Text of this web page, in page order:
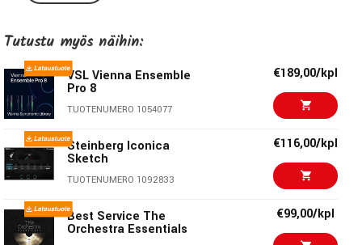
Instant inspiration powered by Vienna Synchron Player
Quick sketching and scoring
Symphonic and experimental FX presets
Vienna
Tutustu myös näihin:
VSL Vienna Ensemble
Pro 8
TUOTENUMERO 1054077
€189,00/kpl
Steinberg Iconica
Sketch
TUOTENUMERO 1092833
€116,00/kpl
Best Service The
Orchestra Essentials
€99,00/kpl